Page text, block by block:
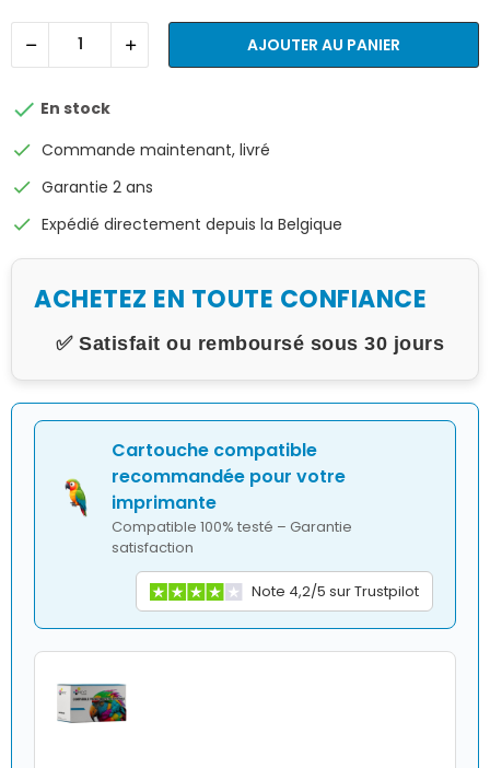
AJOUTER AU PANIER
 En stock
check Commande maintenant, livré
check Garantie 2 ans
check Expédié directement depuis la Belgique
ACHETEZ EN TOUTE CONFIANCE
✅ Satisfait ou remboursé sous 30 jours
Cartouche compatible
recommandée pour votre
imprimante
Compatible 100% testé – Garantie
satisfaction
Note 4,2/5 sur Trustpilot